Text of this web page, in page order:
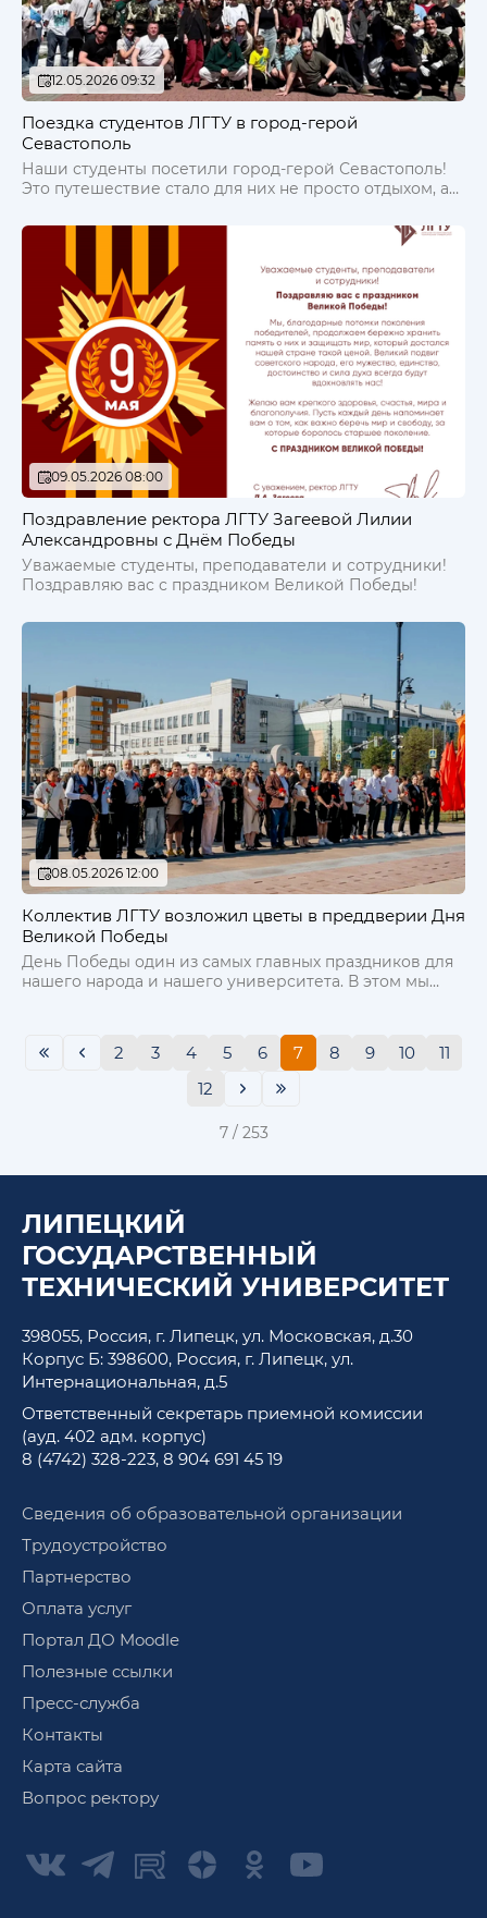
12.05.2026 09:32
Поездка студентов ЛГТУ в город-герой
Севастополь
Наши студенты посетили город-герой Севастополь!
Это путешествие стало для них не просто отдыхом, а
почтить память защитников города и вдохновиться их
09.05.2026 08:00
Поздравление ректора ЛГТУ Загеевой Лилии
Александровны с Днём Победы
Уважаемые студенты, преподаватели и сотрудники!
Поздравляю вас с праздником Великой Победы!
08.05.2026 12:00
Коллектив ЛГТУ возложил цветы в преддверии Дня
Великой Победы
День Победы один из самых главных праздников для
нашего народа и нашего университета. В этом мы
2 3 4 5 6 7 8 9 10
11
12
7 / 253
ЛИПЕЦКИЙ
ГОСУДАРСТВЕННЫЙ
ТЕХНИЧЕСКИЙ УНИВЕРСИТЕТ
398055, Россия, г. Липецк, ул. Московская, д.30
Корпус Б: 398600, Россия, г. Липецк, ул.
Интернациональная, д.5
Ответственный секретарь приемной комиссии
(ауд. 402 адм. корпус)
8 (4742) 328-223, 8 904 691 45 19
Сведения об образовательной организации
Трудоустройство
Партнерство
Оплата услуг
Портал ДО Moodle
Полезные ссылки
Пресс-служба
Контакты
Карта сайта
Вопрос ректору